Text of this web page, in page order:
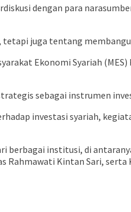
dengan para
juga tentang
Ekonomi Syariah
sebagai instrumen
investasi syariah,
berbagai institusi, di
Rahmawati Kintan Sari,